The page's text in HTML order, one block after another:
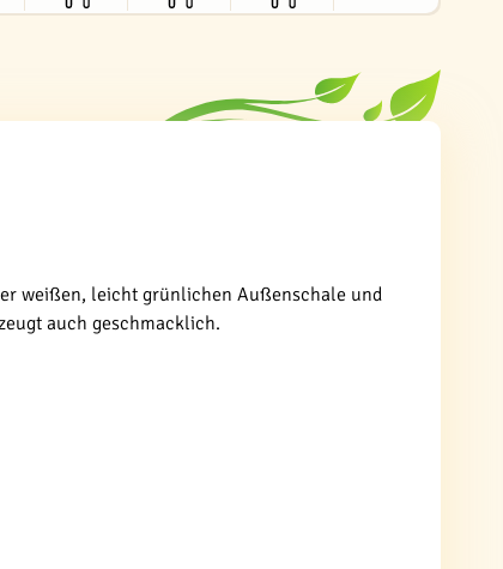
weißen, leicht grünlichen Außenschale und
auch geschmacklich.